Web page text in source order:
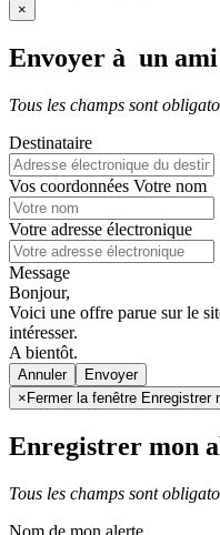
×
Envoyer à un ami
Tous les champs sont
Destinataire
Vos coordonnées Votre nom
Votre adresse électronique
Message
Bonjour,
Voici une offre parue sur le
intéresser.
A bientôt.
Annuler
× Fermer la fenêtre Enregistrer
Enregistrer mon
Tous les champs sont
Nom de mon alerte